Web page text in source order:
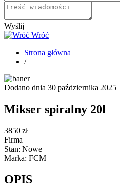
Wyślij
Wróć
Strona główna
/
Dodano dnia 30 października 2025
Mikser spiralny 20l
3850 zł
Firma
Stan: Nowe
Marka: FCM
OPIS